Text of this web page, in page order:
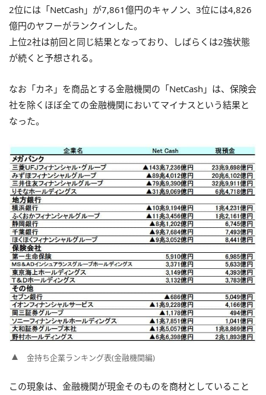
2位には「NetCash」が7,861億円のキャノン、3位には4,826
億円のヤフーがランクインした。
上位2社は前回と同じ結果となっており、しばらくは2強状態
が続くと予想される。
なお「カネ」を商品とする金融機関の「NetCash」は、保険会
社を除くほぼ全ての金融機関においてマイナスという結果と
なった。
金持ち企業ランキング表(金融機関編)
この現象は、金融機関が現金そのものを商材としていること